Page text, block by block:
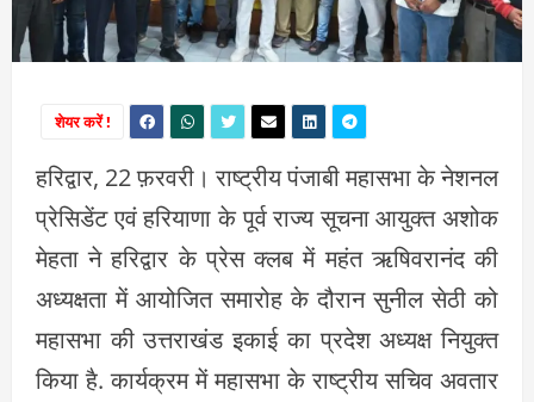
शेयर करें !
हरिद्वार, 22 फ़रवरी। राष्ट्रीय पंजाबी महासभा के नेशनल
प्रेसिडेंट एवं हरियाणा के पूर्व राज्य सूचना आयुक्त अशोक
मेहता ने हरिद्वार के प्रेस क्लब में महंत ऋषिवरानंद की
अध्यक्षता में आयोजित समारोह के दौरान सुनील सेठी को
महासभा की उत्तराखंड इकाई का प्रदेश अध्यक्ष नियुक्त
किया है. कार्यक्रम में महासभा के राष्ट्रीय सचिव अवतार